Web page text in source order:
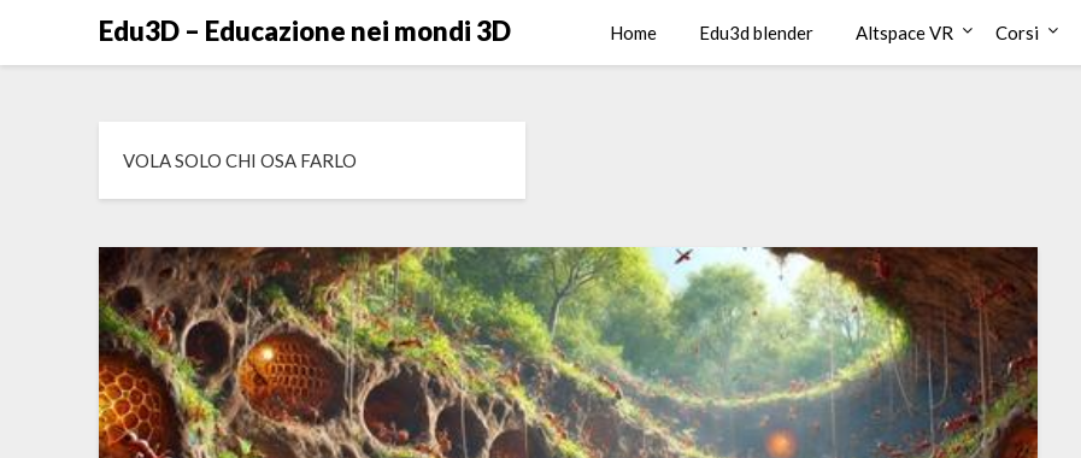
Edu3D – Educazione nei mondi 3D Home Edu3d blender Altspace VR Corsi
VOLA SOLO CHI OSA FARLO